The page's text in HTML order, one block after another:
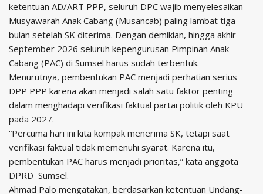
ketentuan AD/ART PPP, seluruh DPC wajib menyelesaikan
Musyawarah Anak Cabang (Musancab) paling lambat tiga
bulan setelah SK diterima. Dengan demikian, hingga akhir
September 2026 seluruh kepengurusan Pimpinan Anak
Cabang (PAC) di Sumsel harus sudah terbentuk.
Menurutnya, pembentukan PAC menjadi perhatian serius
DPP PPP karena akan menjadi salah satu faktor penting
dalam menghadapi verifikasi faktual partai politik oleh KPU
pada 2027.
“Percuma hari ini kita kompak menerima SK, tetapi saat
verifikasi faktual tidak memenuhi syarat. Karena itu,
pembentukan PAC harus menjadi prioritas,” kata anggota
DPRD Sumsel.
Ahmad Palo mengatakan, berdasarkan ketentuan Undang-